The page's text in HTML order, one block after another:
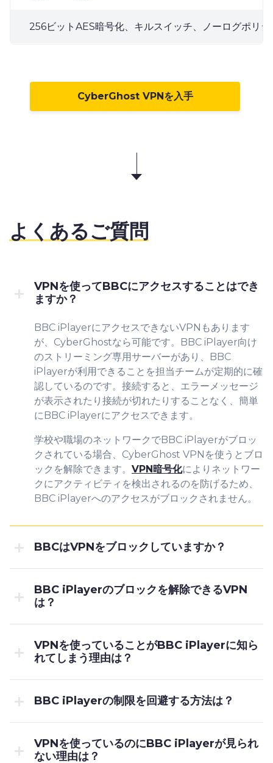
256ビットAES暗号化、キルスイッチ、ノーログポリシ
CyberGhost VPNを入手
よくあるご質問
VPNを使ってBBCにアクセスすることはでき
ますか？
BBC iPlayerにアクセスできないVPNもあります
が、CyberGhostなら可能です。BBC iPlayer向け
のストリーミング専用サーバーがあり、BBC
iPlayerが利用できることを担当チームが定期的に確
認しているのです。接続すると、エラーメッセージ
が表示されたり接続が切れたりすることなく、簡単
にBBC iPlayerにアクセスできます。
学校や職場のネットワークでBBC iPlayerがブロッ
クされている場合、CyberGhost VPNを使うとブロ
ックを解除できます。 VPN暗号化によりネットワー
クにアクティビティを検出されるのを防げるため、
BBC iPlayerへのアクセスがブロックされません。
BBCはVPNをブロックしていますか？
BBC iPlayerのブロックを解除できるVPN
は？
VPNを使っていることがBBC iPlayerに知ら
れてしまう理由は？
BBC iPlayerの制限を回避する方法は？
VPNを使っているのにBBC iPlayerが見られ
ない理由は？